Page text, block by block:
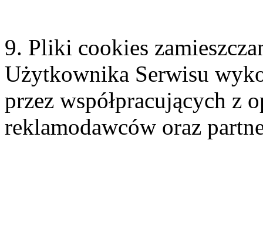
9. Pliki cookies
Użytkownika Serwisu
przez współpracujących z
reklamodawców oraz